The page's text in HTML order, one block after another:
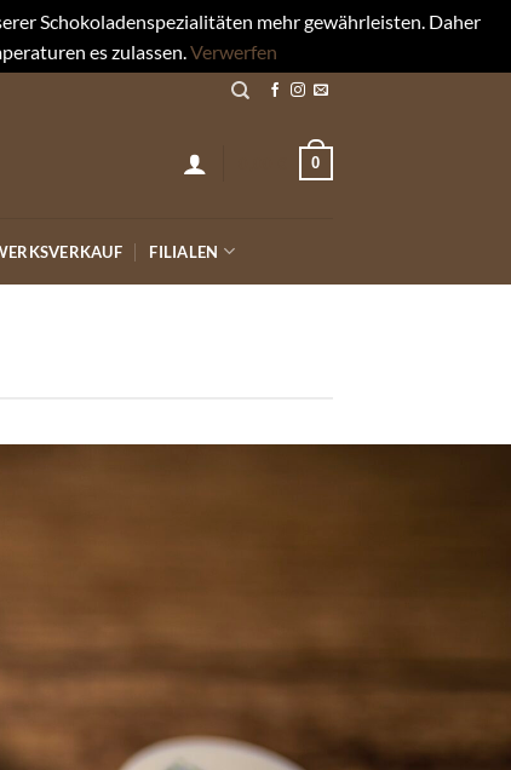
Schokoladenspezialitäten mehr gewährleisten. Daher
es zulassen.Verwerfen
0
FILIALEN